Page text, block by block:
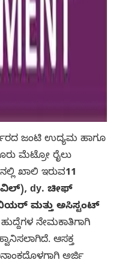
ಜಂಟಿ ಉದ್ಯಮ ಹಾಗೂ
ಮೆಟ್ರೋ ರೈಲು
ಖಾಲಿ ಇರುವ11
dy. ಚೀಫ್
ಮತ್ತು ಅಸಿಸ್ಟಂಟ್
ಹುದ್ದೆಗಳ ನೇಮಕಾತಿಗಾಗಿ
ಆಸಕ್ತ
ಅರ್ಜಿ